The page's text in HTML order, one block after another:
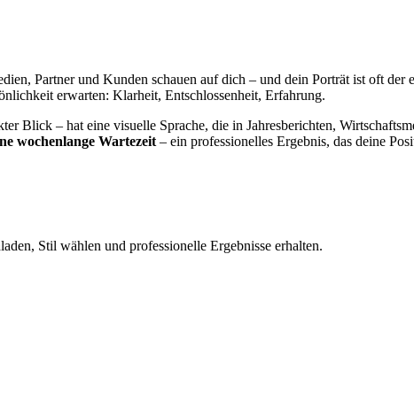
Partner und Kunden schauen auf dich – und dein Porträt ist oft der
erwarten: Klarheit, Entschlossenheit, Erfahrung.
Blick – hat eine visuelle Sprache, die in Jahresberichten,
wochenlange Wartezeit – ein professionelles Ergebnis, das deine
Stil wählen und professionelle Ergebnisse erhalten.